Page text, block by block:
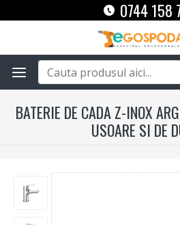
0744 158
BATERIE DE CADA Z-INOX
USOARE SI DE